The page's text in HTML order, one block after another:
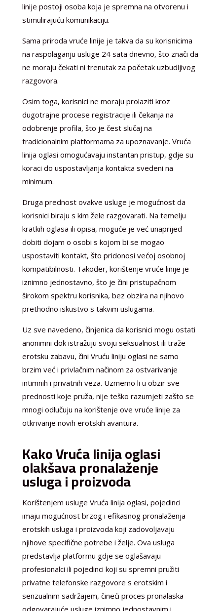
linije postoji osoba koja je spremna na otvorenu i
stimulirajuću komunikaciju.
Sama priroda vruće linije je takva da su korisnicima
na raspolaganju usluge 24 sata dnevno, što znači da
ne moraju čekati ni trenutak za početak uzbudljivog
razgovora.
Osim toga, korisnici ne moraju prolaziti kroz
dugotrajne procese registracije ili čekanja na
odobrenje profila, što je čest slučaj na
tradicionalnim platformama za upoznavanje. Vruća
linija oglasi omogućavaju instantan pristup, gdje su
koraci do uspostavljanja kontakta svedeni na
minimum.
Druga prednost ovakve usluge je mogućnost da
korisnici biraju s kim žele razgovarati. Na temelju
kratkih oglasa ili opisa, moguće je već unaprijed
dobiti dojam o osobi s kojom bi se mogao
uspostaviti kontakt, što pridonosi većoj osobnoj
kompatibilnosti. Također, korištenje vruće linije je
iznimno jednostavno, što je čini pristupačnom
širokom spektru korisnika, bez obzira na njihovo
prethodno iskustvo s takvim uslugama.
Uz sve navedeno, činjenica da korisnici mogu ostati
anonimni dok istražuju svoju seksualnost ili traže
erotsku zabavu, čini Vruću liniju oglasi ne samo
brzim već i privlačnim načinom za ostvarivanje
intimnih i privatnih veza. Uzmemo li u obzir sve
prednosti koje pruža, nije teško razumjeti zašto se
mnogi odlučuju na korištenje ove vruće linije za
otkrivanje novih erotskih avantura.
Kako Vruća linija oglasi
olakšava pronalaženje
usluga i proizvoda
Korištenjem usluge Vruća linija oglasi, pojedinci
imaju mogućnost brzog i efikasnog pronalaženja
erotskih usluga i proizvoda koji zadovoljavaju
njihove specifične potrebe i želje. Ova usluga
predstavlja platformu gdje se oglašavaju
profesionalci ili pojedinci koji su spremni pružiti
privatne telefonske razgovore s erotskim i
senzualnim sadržajem, čineći proces pronalaska